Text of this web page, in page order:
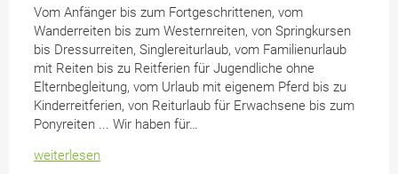
Vom Anfänger bis zum Fortgeschrittenen, vom
Wanderreiten bis zum Westernreiten, von Springkursen
bis Dressurreiten, Singlereiturlaub, vom Familienurlaub
mit Reiten bis zu Reitferien für Jugendliche ohne
Elternbegleitung, vom Urlaub mit eigenem Pferd bis zu
Kinderreitferien, von Reiturlaub für Erwachsene bis zum
Ponyreiten ... Wir haben für…
weiterlesen